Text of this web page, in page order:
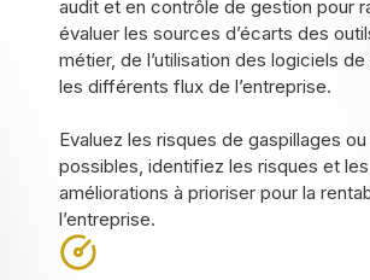
audit et en contrôle de gestion pour
évaluer les sources d’écarts des
métier, de l’utilisation des logiciels
les différents flux de l’entreprise.
Evaluez les risques de gaspillages
possibles, identifiez les risques et les
améliorations à prioriser pour la
l’entreprise.